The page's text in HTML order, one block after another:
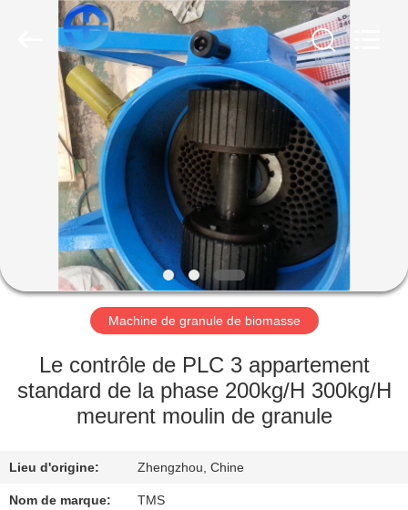
APERÇU
PRODUITS
VIDÉOS
A
PROPOS
NOUS
VISITE
CONTRÔLE
Machine de granule de biomasse
Le contrôle de PLC 3 appartement
standard de la phase 200kg/H 300kg/H
meurent moulin de granule
Lieu d'origine: Zhengzhou, Chine
Nom de marque: TMS